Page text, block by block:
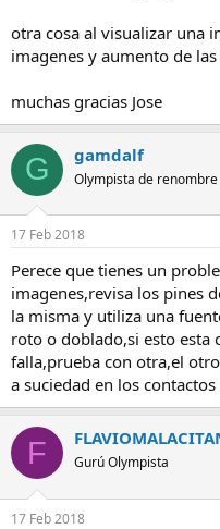
a
otra cosa al visualizar una
imagenes y aumento de
muchas gracias Jose
G gamdalf
Olympista de renombre
17 Feb 2018
Perece que tienes un
imagenes,revisa los pines
la misma y utiliza una
roto o doblado,si esto esta
falla,prueba con otra,el
a suciedad en los
F Gurú Olympista
17 Feb 2018